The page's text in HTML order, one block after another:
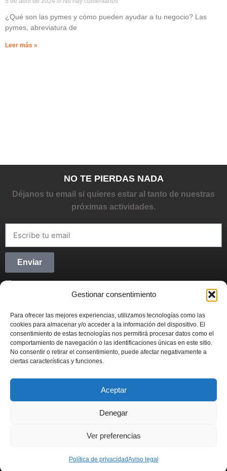
Gestionar consentimiento
Para ofrecer las mejores experiencias, utilizamos tecnologías como las
cookies para almacenar y/o acceder a la información del dispositivo. El
consentimiento de estas tecnologías nos permitirá procesar datos como el
comportamiento de navegación o las identificaciones únicas en este sitio.
No consentir o retirar el consentimiento, puede afectar negativamente a
ciertas características y funciones.
Aceptar
Denegar
Ver preferencias
Política de privacidadAviso legal
¿Qué son las pymes y cómo pueden ayudar a tu negocio? Las
pymes, abreviatura de
Leer más »
NO TE PIERDAS NADA
Déjanos tu email si quieres estar al tanto de nuestras
próximas actividades.
Enviar
Síguenos en Redes Sociales y forma parte del
movimiento emprendedor.